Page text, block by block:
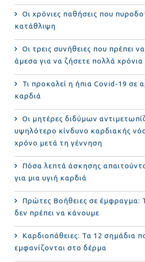
Οι χρόνιες παθήσεις που
κατάθλιψη
Οι τρεις συνήθειες που πρέπει
άμεσα για να ζήσετε πολλά χρόνια
Τι προκαλεί η ήπια Covid-19 σε
καρδιά
Οι μητέρες διδύμων
υψηλότερο κίνδυνο καρδιακής
χρόνο μετά τη γέννηση
Πόσα λεπτά άσκησης
για μια υγιή καρδιά
Πρώτες Βοήθειες σε έμφραγμα:
δεν πρέπει να κάνουμε
Καρδιοπάθειες: Τα 12 σημάδια
εμφανίζονται στο δέρμα